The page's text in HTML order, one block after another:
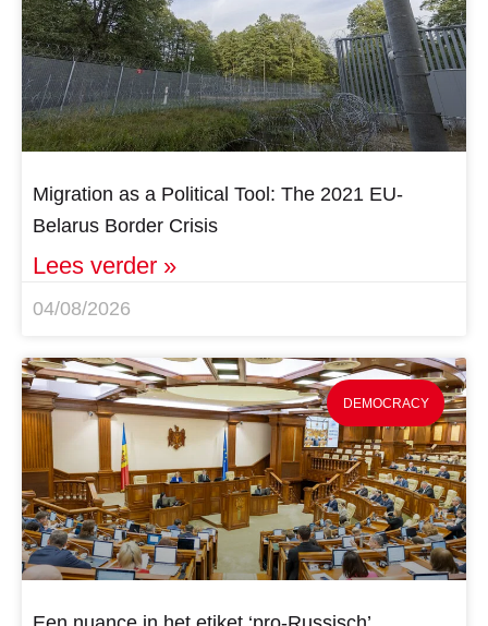
Migration as a Political Tool: The 2021 EU-
Belarus Border Crisis
Lees verder »
04/08/2026
DEMOCRACY